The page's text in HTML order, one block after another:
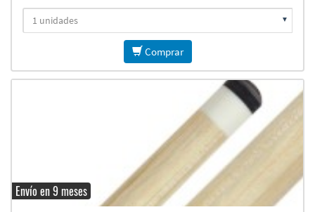
Comprar
Envío en 9 meses